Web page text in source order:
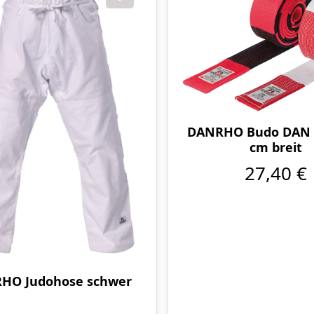
Judohose schwer
DANRHO Budo
cm breit
27,40 €